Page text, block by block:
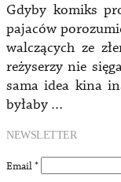
Gdyby komiks
pajaców
walczących ze
reżyserzy nie
sama idea kina
byłaby …
NEWSLETTER
Email*